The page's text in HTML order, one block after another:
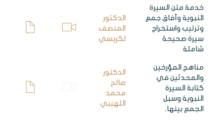
خدمة متن السيرة
النبوية وآفاق جمع
وترتيب واستخراج
سيرة صحيحة
شاملة
الدكتور
المنصف
لكريسي
مناهج المؤرخين
والمحدثين في
كتابة السيرة
النبوية وسبل
الجمع بينها.
الدكتور
صالح
محمد
اللهيبي